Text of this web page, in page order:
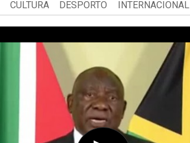
CULTURA DESPORTO INTERNACIONAL